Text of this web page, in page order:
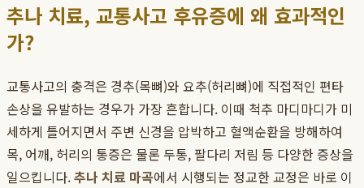
추나 치료, 교통사고 후유증에 왜 효과적인
가?
교통사고의 충격은 경추(목뼈)와 요추(허리뼈)에 직접적인 편타
손상을 유발하는 경우가 가장 흔합니다. 이때 척추 마디마디가 미
세하게 틀어지면서 주변 신경을 압박하고 혈액순환을 방해하여
목, 어깨, 허리의 통증은 물론 두통, 팔다리 저림 등 다양한 증상을
일으킵니다.추나 치료 마곡에서 시행되는 정교한 교정은 바로 이